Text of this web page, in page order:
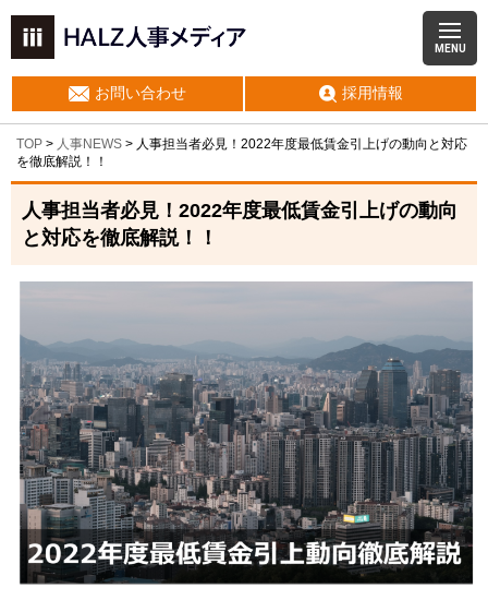
MENU
お問い合わせ 採用情報
TOP > 人事NEWS > 人事担当者必見！2022年度最低賃金引上げの動向と対応
を徹底解説！！
人事担当者必見！2022年度最低賃金引上げの動向
と対応を徹底解説！！